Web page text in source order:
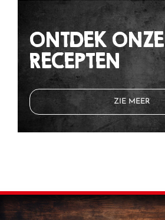
ONTDEK ONZE
RECEPTEN
ZIE MEER